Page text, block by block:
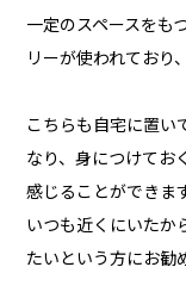
一定のスペースをも
リーが使われており
こちらも自宅に置い
なり、身につけてお
感じることができま
いつも近くにいたか
たいという方にお勧